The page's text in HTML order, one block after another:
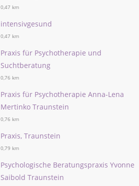
0,47 km
intensivgesund
0,47 km
Praxis für Psychotherapie und
Suchtberatung
0,76 km
Praxis für Psychotherapie Anna-Lena
Mertinko Traunstein
0,76 km
Praxis, Traunstein
0,79 km
Psychologische Beratungspraxis Yvonne
Saibold Traunstein